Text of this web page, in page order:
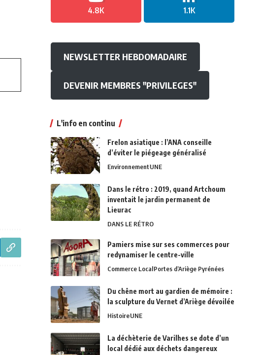
4.8K 1.1K
NEWSLETTER HEBDOMADAIRE
DEVENIR MEMBRES "PRIVILEGES"
L'info en continu
Frelon asiatique : l’ANA conseille
d’éviter le piégeage généralisé
EnvironnementUNE
Dans le rétro : 2019, quand Artchoum
inventait le jardin permanent de
Lieurac
DANS LE RÉTRO
Pamiers mise sur ses commerces pour
redynamiser le centre-ville
Commerce LocalPortes d’Ariège Pyrénées
Du chêne mort au gardien de mémoire :
la sculpture du Vernet d’Ariège dévoilée
HistoireUNE
La déchèterie de Varilhes se dote d’un
local dédié aux déchets dangereux